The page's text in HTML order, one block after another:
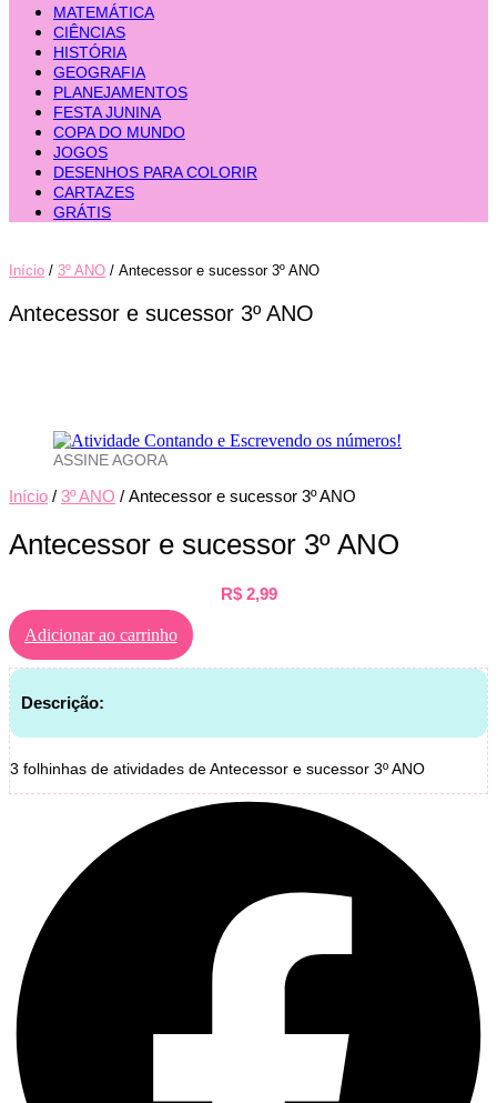
MATEMÁTICA
CIÊNCIAS
HISTÓRIA
GEOGRAFIA
PLANEJAMENTOS
FESTA JUNINA
COPA DO MUNDO
JOGOS
DESENHOS PARA COLORIR
CARTAZES
GRÁTIS
Início / 3º ANO / Antecessor e sucessor 3º ANO
Antecessor e sucessor 3º ANO
ASSINE AGORA
Início / 3º ANO / Antecessor e sucessor 3º ANO
Antecessor e sucessor 3º ANO
R$2,99
Adicionar ao carrinho
Descrição:
3 folhinhas de atividades de Antecessor e sucessor 3º ANO